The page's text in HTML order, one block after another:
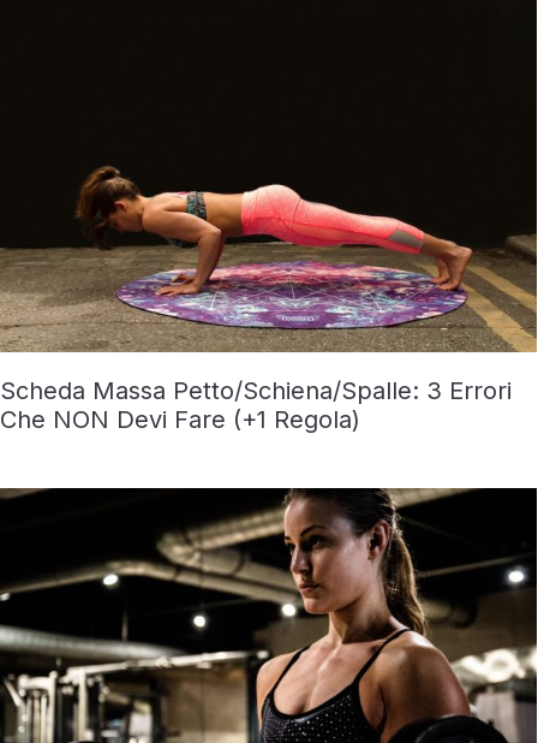
Scheda Massa Petto/Schiena/Spalle: 3 Errori
Che NON Devi Fare (+1 Regola)